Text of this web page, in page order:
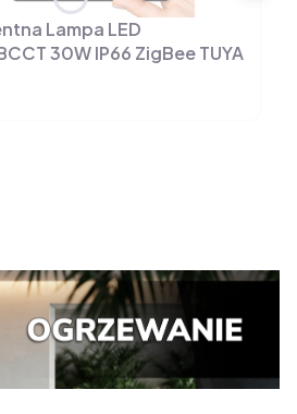
Lampa LED
30W IP66 ZigBee TUYA